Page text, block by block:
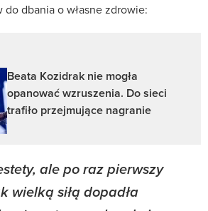
do dbania o własne zdrowie:
Beata Kozidrak nie mogła
opanować wzruszenia. Do sieci
trafiło przejmujące nagranie
ale po raz pierwszy
wielką siłą dopadła